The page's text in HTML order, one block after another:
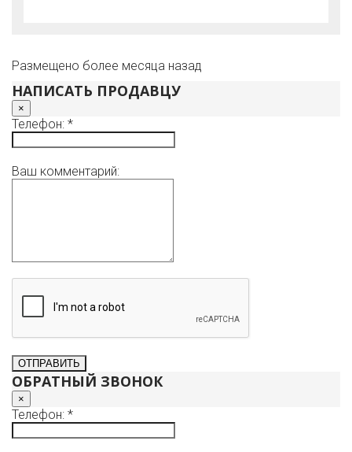
Размещено более месяца назад
НАПИСАТЬ ПРОДАВЦУ
×
Телефон: *
Ваш комментарий:
ОБРАТНЫЙ ЗВОНОК
×
Телефон: *